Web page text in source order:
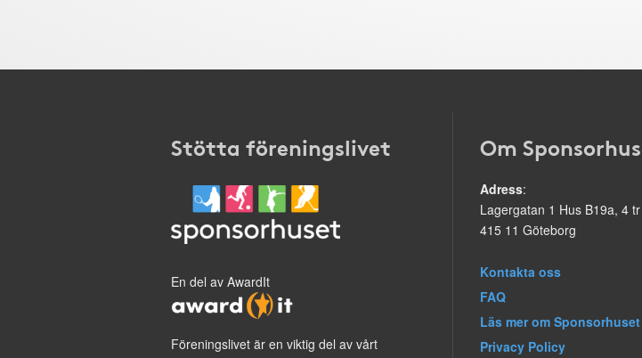
Stötta föreningslivet
En del av AwardIt
Föreningslivet är en viktig del av vårt
Om
Adress:
Lagergatan 1 Hus B19a, 4 tr
415 11 Göteborg
Kontakta oss
FAQ
Läs mer om Sponsorhuset
Privacy Policy